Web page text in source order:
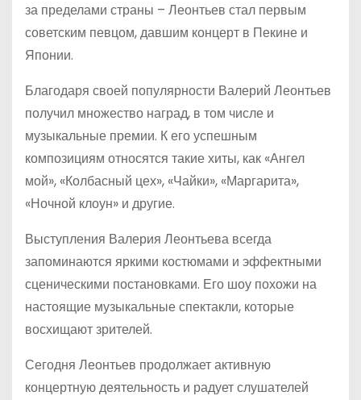
за пределами страны – Леонтьев стал первым
советским певцом, давшим концерт в Пекине и
Японии.
Благодаря своей популярности Валерий Леонтьев
получил множество наград, в том числе и
музыкальные премии. К его успешным
композициям относятся такие хиты, как «Ангел
мой», «Колбасный цех», «Чайки», «Маргарита»,
«Ночной клоун» и другие.
Выступления Валерия Леонтьева всегда
запоминаются яркими костюмами и эффектными
сценическими постановками. Его шоу похожи на
настоящие музыкальные спектакли, которые
восхищают зрителей.
Сегодня Леонтьев продолжает активную
концертную деятельность и радует слушателей